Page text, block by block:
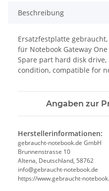
Beschreibung
Ersatzfestplatte
für Notebook Gateway One
Spare part hard disk
condition, compatible for
Angaben zur
Herstellerinformationen:
gebraucht-notebook.de GmbH
Brunnenstrasse 10
Altena, Deutschland, 58762
info@gebraucht-notebook.de
https://www.gebraucht-